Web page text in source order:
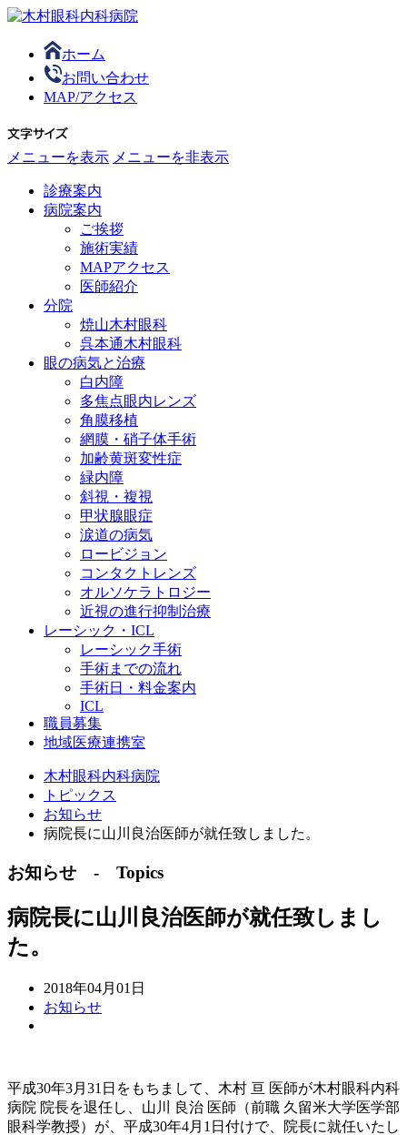
ホーム
お問い合わせ
MAP/アクセス
メニューを表示 メニューを非表示
診療案内
病院案内
ご挨拶
施術実績
MAPアクセス
医師紹介
分院
焼山木村眼科
呉本通木村眼科
眼の病気と治療
白内障
多焦点眼内レンズ
角膜移植
網膜・硝子体手術
加齢黄斑変性症
緑内障
斜視・複視
甲状腺眼症
涙道の病気
ロービジョン
コンタクトレンズ
オルソケラトロジー
近視の進行抑制治療
レーシック・ICL
レーシック手術
手術までの流れ
手術日・料金案内
ICL
職員募集
地域医療連携室
木村眼科内科病院
トピックス
お知らせ
病院長に山川良治医師が就任致しました。
お知らせ - Topics
病院長に山川良治医師が就任致しまし
た。
2018年04月01日
お知らせ
平成30年3月31日をもちまして、木村 亘 医師が木村眼科内科
病院 院長を退任し、山川 良治 医師（前職 久留米大学医学部
眼科学教授）が、平成30年4月1日付けで、院長に就任いたし